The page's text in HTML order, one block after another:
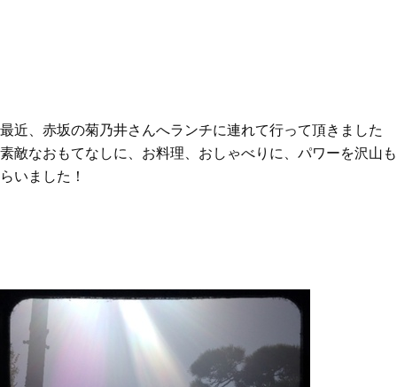
最近、赤坂の菊乃井さんへランチに連れて行って頂きました
素敵なおもてなしに、お料理、おしゃべりに、パワーを沢山も
らいました！